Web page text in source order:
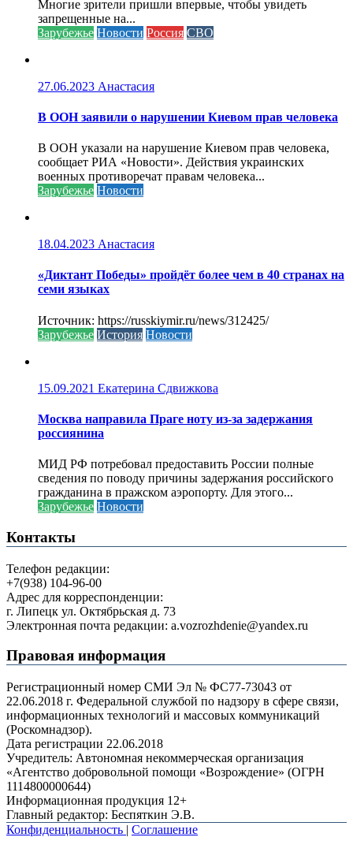
Многие зрители пришли впервые, чтобы увидеть
запрещенные на...
Зарубежье Новости Россия СВО
27.06.2023 Анастасия
В ООН заявили о нарушении Киевом прав человека
В ООН указали на нарушение Киевом прав человека,
сообщает РИА «Новости». Действия украинских
военных противоречат правам человека...
Зарубежье Новости
18.04.2023 Анастасия
«Диктант Победы» пройдёт более чем в 40 странах на
семи языках
Источник: https://russkiymir.ru/news/312425/
Зарубежье История Новости
15.09.2021 Екатерина Сдвижкова
Москва направила Праге ноту из-за задержания
россиянина
МИД РФ потребовал предоставить России полные
сведения по поводу причины задержания российского
гражданина в пражском аэропорту. Для этого...
Зарубежье Новости
Контакты
Телефон редакции:
+7(938) 104-96-00
Адрес для корреспонденции:
г. Липецк ул. Октябрьская д. 73
Электронная почта редакции: a.vozrozhdenie@yandex.ru
Правовая информация
Регистрационный номер СМИ Эл № ФС77-73043 от
22.06.2018 г. Федеральной службой по надзору в сфере связи,
информационных технологий и массовых коммуникаций
(Роскомнадзор).
Дата регистрации 22.06.2018
Учредитель: Автономная некоммерческая организация
«Агентство добровольной помощи «Возрождение» (ОГРН
1114800000644)
Информационная продукция 12+
Главный редактор: Беспяткин Э.В.
Конфиденциальность | Соглашение